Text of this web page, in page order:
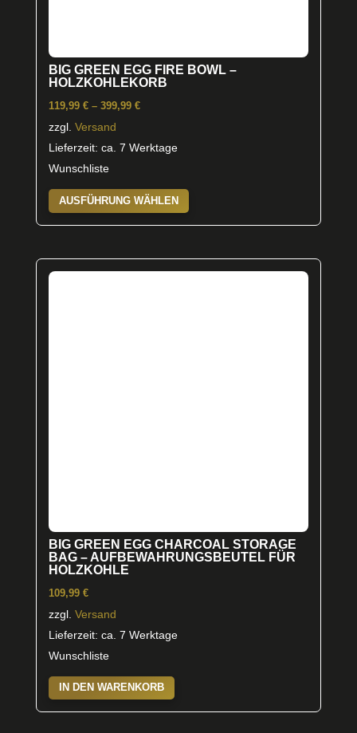
BIG GREEN EGG FIRE BOWL –
HOLZKOHLEKORB
119,99 € – 399,99 €Preisspanne:
bis
zzgl. Versand
Lieferzeit: ca. 7 Werktage
Wunschliste
AUSFÜHRUNG WÄHLEN
Dieses
Produkt
weist
Varianten
BIG GREEN EGG CHARCOAL STORAGE
BAG – AUFBEWAHRUNGSBEUTEL FÜR
HOLZKOHLE
109,99 €
zzgl. Versand
Lieferzeit: ca. 7 Werktage
Wunschliste
IN DEN WARENKORB